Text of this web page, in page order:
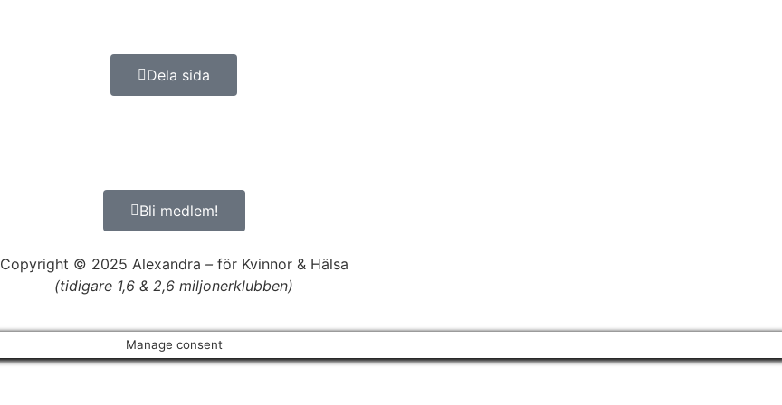
Dela sida
Bli medlem!
Copyright © 2025 Alexandra – för Kvinnor & Hälsa
(tidigare 1,6 & 2,6 miljonerklubben)
Manage consent